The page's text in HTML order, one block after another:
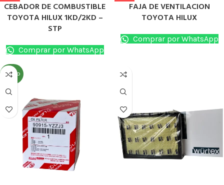
CEBADOR DE COMBUSTIBLE
TOYOTA HILUX 1KD/2KD –
STP
Comprar por WhatsApp
FAJA DE VENTILACION
TOYOTA HILUX
Comprar por WhatsApp
NUEVO